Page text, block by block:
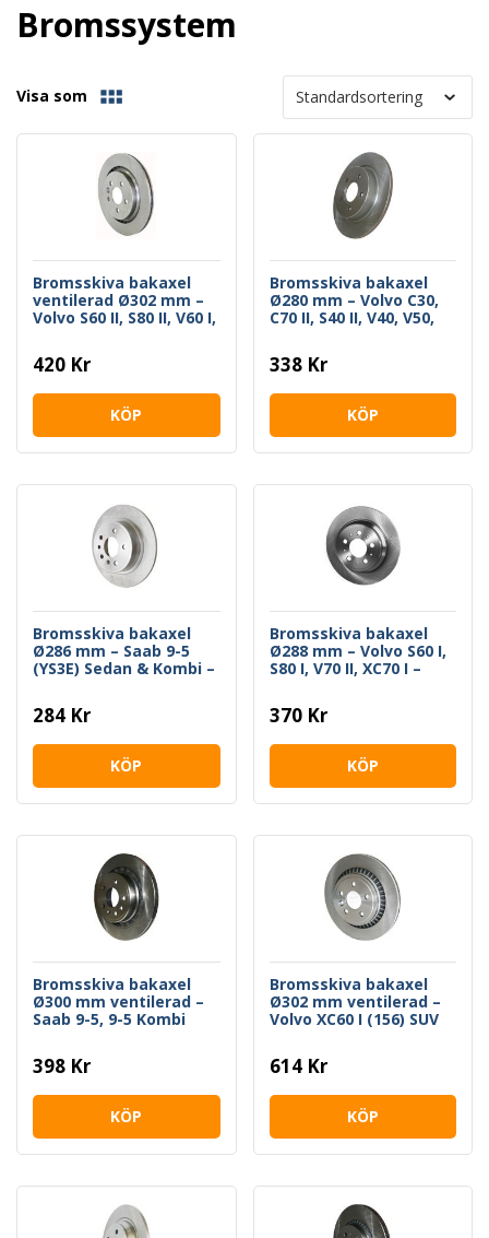
Bromssystem
Visa som
Bromsskiva bakaxel
ventilerad Ø302 mm –
Volvo S60 II, S80 II, V60 I,
420 Kr
KÖP
Bromsskiva bakaxel
Ø280 mm – Volvo C30,
C70 II, S40 II, V40, V50,
338 Kr
KÖP
Bromsskiva bakaxel
Ø286 mm – Saab 9-5
(YS3E) Sedan & Kombi –
284 Kr
KÖP
Bromsskiva bakaxel
Ø288 mm – Volvo S60 I,
S80 I, V70 II, XC70 I –
370 Kr
KÖP
Bromsskiva bakaxel
Ø300 mm ventilerad –
Saab 9-5, 9-5 Kombi
398 Kr
KÖP
Bromsskiva bakaxel
Ø302 mm ventilerad –
Volvo XC60 I (156) SUV
614 Kr
KÖP